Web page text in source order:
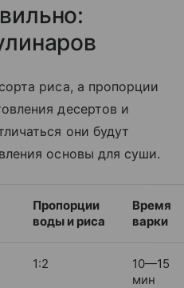
риса, а пропорции
десертов и
они будут
основы для суши.
Пропорции
воды и риса
Время
варки
1:2
10—15
мин